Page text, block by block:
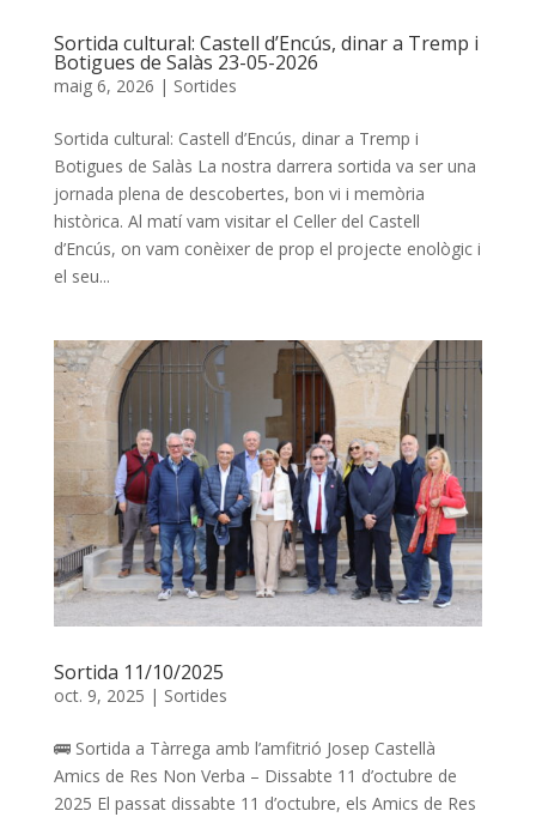
Sortida cultural: Castell d’Encús, dinar a Tremp i
Botigues de Salàs 23-05-2026
maig 6, 2026 | Sortides
Sortida cultural: Castell d’Encús, dinar a Tremp i
Botigues de Salàs La nostra darrera sortida va ser una
jornada plena de descobertes, bon vi i memòria
històrica. Al matí vam visitar el Celler del Castell
d’Encús, on vam conèixer de prop el projecte enològic i
el seu...
Sortida 11/10/2025
oct. 9, 2025 | Sortides
🚌 Sortida a Tàrrega amb l’amfitrió Josep Castellà
Amics de Res Non Verba – Dissabte 11 d’octubre de
2025 El passat dissabte 11 d’octubre, els Amics de Res